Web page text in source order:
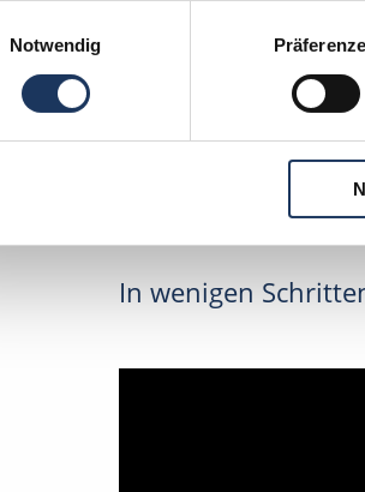
Notwendig
Jetzt
Momentan
In wenigen